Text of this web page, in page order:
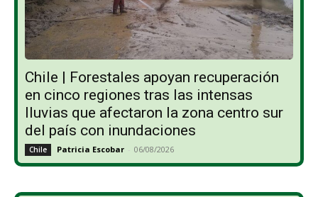
Chile | Forestales apoyan recuperación
en cinco regiones tras las intensas
lluvias que afectaron la zona centro sur
del país con inundaciones
Chile Patricia Escobar - 06/08/2026